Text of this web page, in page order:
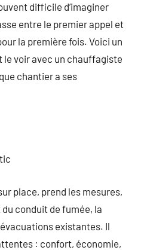
difficile d’imaginer
entre le premier appel et
la première fois. Voici un
le voir avec un chauffagiste
chantier a ses
place, prend les mesures,
conduit de fumée, la
existantes. Il
: confort, économie,